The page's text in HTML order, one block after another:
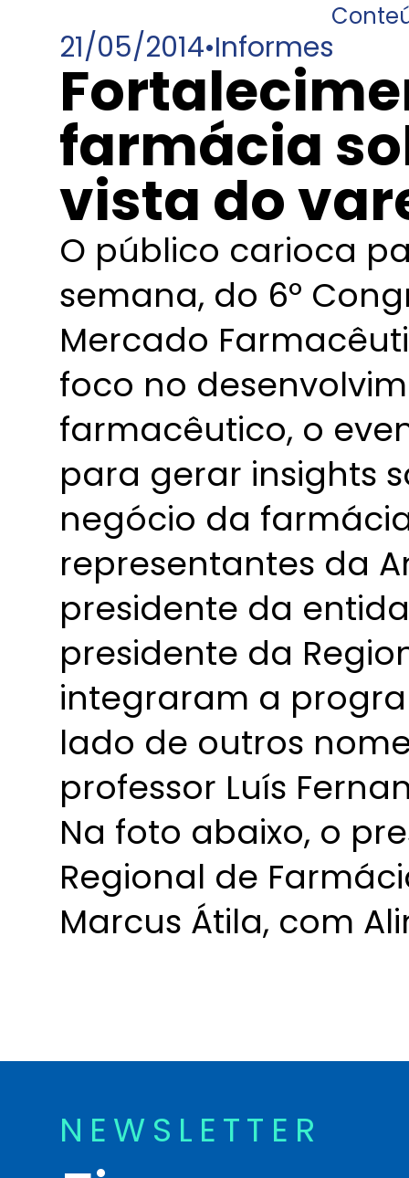
21/05/2014•Informes
farmácia
vista do
O público carioca
semana, do 6º
Mercado
foco no
farmacêutico, o
para gerar insights
negócio da
representantes da
presidente da
presidente da
integraram a
lado de outros
professor Luís
Na foto abaixo, o
Regional de
Marcus Átila, com
NEWSLETTER